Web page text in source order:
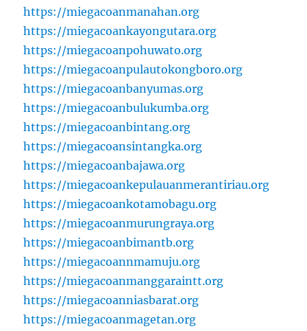
https://miegacoanmanahan.org
https://miegacoankayongutara.org
https://miegacoanpohuwato.org
https://miegacoanpulautokongboro.org
https://miegacoanbanyumas.org
https://miegacoanbulukumba.org
https://miegacoanbintang.org
https://miegacoansintangka.org
https://miegacoanbajawa.org
https://miegacoankepulauanmerantiriau.org
https://miegacoankotamobagu.org
https://miegacoanmurungraya.org
https://miegacoanbimantb.org
https://miegacoannmamuju.org
https://miegacoanmanggaraintt.org
https://miegacoanniasbarat.org
https://miegacoanmagetan.org